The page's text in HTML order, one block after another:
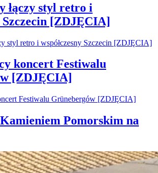
łączy styl retro i
Szczecin [ZDJĘCIA]
koncert Festiwalu
[ZDJĘCIA]
Pomorskim na